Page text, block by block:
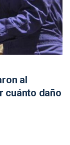
al
cuánto daño